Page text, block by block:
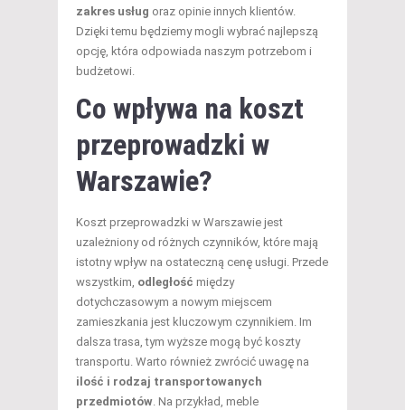
zakres usług oraz opinie innych klientów.
Dzięki temu będziemy mogli wybrać najlepszą
opcję, która odpowiada naszym potrzebom i
budżetowi.
Co wpływa na koszt
przeprowadzki w
Warszawie?
Koszt przeprowadzki w Warszawie jest
uzależniony od różnych czynników, które mają
istotny wpływ na ostateczną cenę usługi. Przede
wszystkim, odległość między
dotychczasowym a nowym miejscem
zamieszkania jest kluczowym czynnikiem. Im
dalsza trasa, tym wyższe mogą być koszty
transportu. Warto również zwrócić uwagę na
ilość i rodzaj transportowanych
przedmiotów. Na przykład, meble